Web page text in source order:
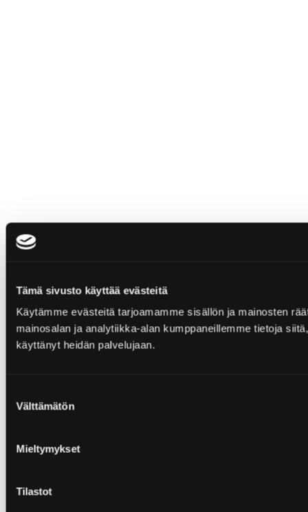
Tämä sivusto käyttää evästeitä
Käytämme evästeitä tarjoamamme sisällön ja mainosten
mainosalan ja analytiikka-alan kumppaneillemme tietoja
käyttänyt heidän palvelujaan.
valinta
Välttämätön
Mieltymykset
Tilastot